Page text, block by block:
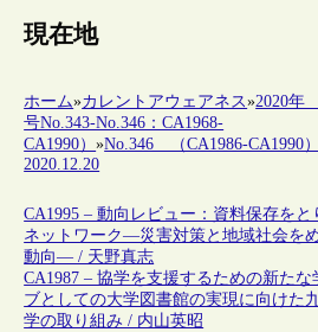
現在地
ホーム»カレントアウェアネス»2020年
号No.343-No.346：CA1968-
CA1990）»No.346 （CA1986-CA1990
2020.12.20
CA1995 – 動向レビュー：資料保存をと
ネットワーク—災害対策と地域社会を
動向— / 天野真志
CA1987 – 協学を支援するための新たな
ブとしての大学図書館の実現に向けた
学の取り組み / 内山英昭